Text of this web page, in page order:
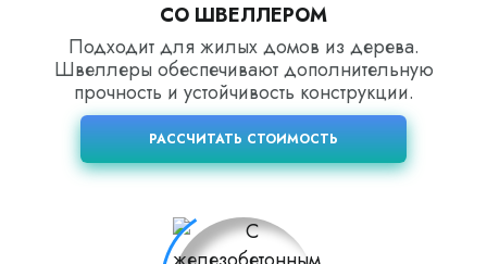
СО ШВЕЛЛЕРОМ
Подходит для жилых домов из дерева.
Швеллеры обеспечивают дополнительную
прочность и устойчивость конструкции.
РАССЧИТАТЬ СТОИМОСТЬ